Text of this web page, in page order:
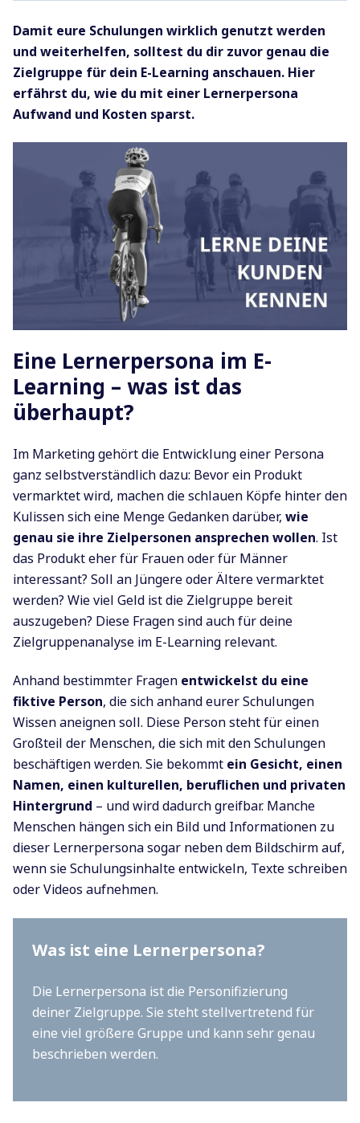
Damit eure Schulungen wirklich genutzt werden
und weiterhelfen, solltest du dir zuvor genau die
Zielgruppe für dein E-Learning anschauen. Hier
erfährst du, wie du mit einer Lernerpersona
Aufwand und Kosten sparst.
Eine Lernerpersona im E-
Learning – was ist das
überhaupt?
Im Marketing gehört die Entwicklung einer Persona
ganz selbstverständlich dazu: Bevor ein Produkt
vermarktet wird, machen die schlauen Köpfe hinter den
Kulissen sich eine Menge Gedanken darüber, wie
genau sie ihre Zielpersonen ansprechen wollen. Ist
das Produkt eher für Frauen oder für Männer
interessant? Soll an Jüngere oder Ältere vermarktet
werden? Wie viel Geld ist die Zielgruppe bereit
auszugeben? Diese Fragen sind auch für deine
Zielgruppenanalyse im E-Learning relevant.
Anhand bestimmter Fragen entwickelst du eine
fiktive Person, die sich anhand eurer Schulungen
Wissen aneignen soll. Diese Person steht für einen
Großteil der Menschen, die sich mit den Schulungen
beschäftigen werden. Sie bekommt ein Gesicht, einen
Namen, einen kulturellen, beruflichen und privaten
Hintergrund – und wird dadurch greifbar. Manche
Menschen hängen sich ein Bild und Informationen zu
dieser Lernerpersona sogar neben dem Bildschirm auf,
wenn sie Schulungsinhalte entwickeln, Texte schreiben
oder Videos aufnehmen.
Was ist eine Lernerpersona?
Die Lernerpersona ist die Personifizierung
deiner Zielgruppe. Sie steht stellvertretend für
eine viel größere Gruppe und kann sehr genau
beschrieben werden.